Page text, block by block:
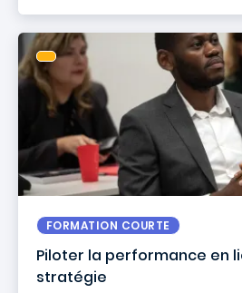
FORMATION COURTE
Piloter la performance en
stratégie